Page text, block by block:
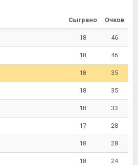
Сыграно Очков
18 46
18 46
18 35
18 35
18 33
17 28
18 28
18 24